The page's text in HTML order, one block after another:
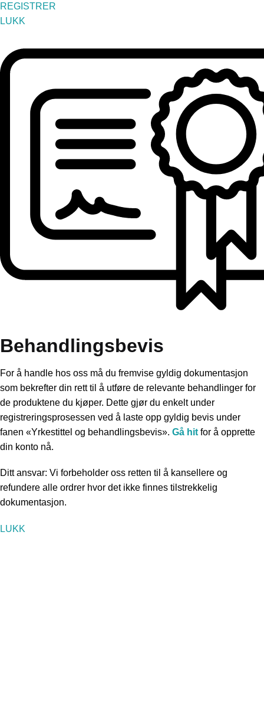
REGISTRER
LUKK
Behandlingsbevis
For å handle hos oss må du fremvise gyldig dokumentasjon
som bekrefter din rett til å utføre de relevante behandlinger for
de produktene du kjøper. Dette gjør du enkelt under
registreringsprosessen ved å laste opp gyldig bevis under
fanen «Yrkestittel og behandlingsbevis». Gå hit for å opprette
din konto nå.
Ditt ansvar: Vi forbeholder oss retten til å kansellere og
refundere alle ordrer hvor det ikke finnes tilstrekkelig
dokumentasjon.
LUKK